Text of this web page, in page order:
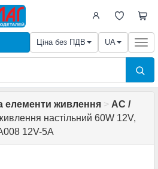
Ціна без ПДВ UA
елементи живлення > AC /
настільний 60W 12V,
12V-5A